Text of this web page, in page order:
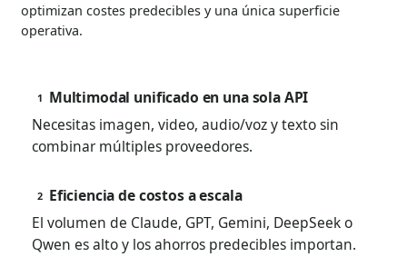
optimizan costes predecibles y una única superficie
operativa.
1 Multimodal unificado en una sola API
Necesitas imagen, video, audio/voz y texto sin
combinar múltiples proveedores.
2 Eficiencia de costos a escala
El volumen de Claude, GPT, Gemini, DeepSeek o
Qwen es alto y los ahorros predecibles importan.